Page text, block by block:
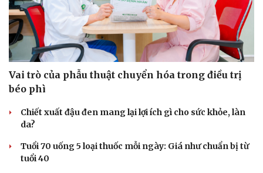
Vai trò của phẫu thuật chuyển hóa trong điều trị
béo phì
Chiết xuất đậu đen mang lại lợi ích gì cho sức khỏe, làn
da?
Tuổi 70 uống 5 loại thuốc mỗi ngày: Giá như chuẩn bị từ
tuổi 40